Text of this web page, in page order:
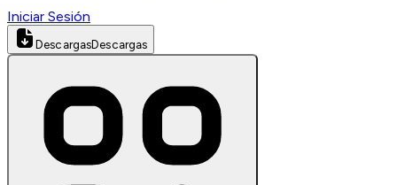
Iniciar Sesión
DescargasDescargas